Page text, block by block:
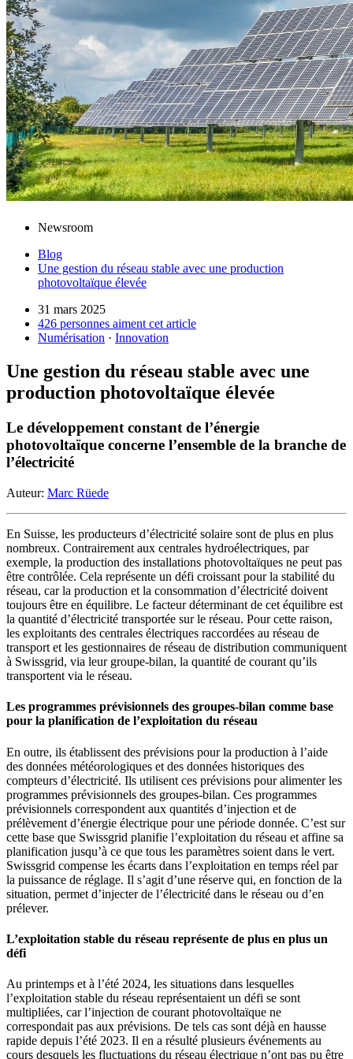
Newsroom
Blog
Une gestion du réseau stable avec une production
photovoltaïque élevée
31 mars 2025
426 personnes aiment cet article
Numérisation · Innovation
Une gestion du réseau stable avec une
production photovoltaïque élevée
Le développement constant de l’énergie
photovoltaïque concerne l’ensemble de la branche de
l’électricité
Auteur: Marc Rüede
En Suisse, les producteurs d’électricité solaire sont de plus en plus
nombreux. Contrairement aux centrales hydroélectriques, par
exemple, la production des installations photovoltaïques ne peut pas
être contrôlée. Cela représente un défi croissant pour la stabilité du
réseau, car la production et la consommation d’électricité doivent
toujours être en équilibre. Le facteur déterminant de cet équilibre est
la quantité d’électricité transportée sur le réseau. Pour cette raison,
les exploitants des centrales électriques raccordées au réseau de
transport et les gestionnaires de réseau de distribution communiquent
à Swissgrid, via leur groupe-bilan, la quantité de courant qu’ils
transportent via le réseau.
Les programmes prévisionnels des groupes-bilan comme base
pour la planification de l’exploitation du réseau
En outre, ils établissent des prévisions pour la production à l’aide
des données météorologiques et des données historiques des
compteurs d’électricité. Ils utilisent ces prévisions pour alimenter les
programmes prévisionnels des groupes-bilan. Ces programmes
prévisionnels correspondent aux quantités d’injection et de
prélèvement d’énergie électrique pour une période donnée. C’est sur
cette base que Swissgrid planifie l’exploitation du réseau et affine sa
planification jusqu’à ce que tous les paramètres soient dans le vert.
Swissgrid compense les écarts dans l’exploitation en temps réel par
la puissance de réglage. Il s’agit d’une réserve qui, en fonction de la
situation, permet d’injecter de l’électricité dans le réseau ou d’en
prélever.
L’exploitation stable du réseau représente de plus en plus un
défi
Au printemps et à l’été 2024, les situations dans lesquelles
l’exploitation stable du réseau représentaient un défi se sont
multipliées, car l’injection de courant photovoltaïque ne
correspondait pas aux prévisions. De tels cas sont déjà en hausse
rapide depuis l’été 2023. Il en a résulté plusieurs événements au
cours desquels les fluctuations du réseau électrique n’ont pas pu être